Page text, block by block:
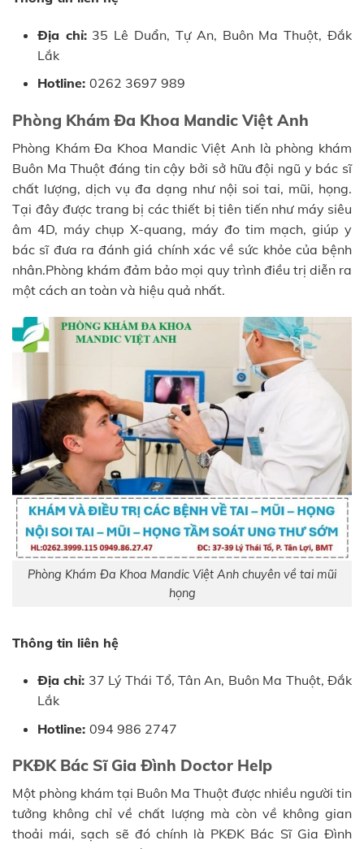
Địa chỉ:35 Lê Duẩn, Tự An, Buôn Ma Thuột, Đắk
Lắk
Hotline: 0262 3697 989
Phòng Khám Đa Khoa Mandic Việt Anh
Phòng Khám Đa Khoa Mandic Việt Anh là phòng khám
Buôn Ma Thuột đáng tin cậy bởi sở hữu đội ngũ y bác sĩ
chất lượng, dịch vụ đa dạng như nội soi tai, mũi, họng.
Tại đây được trang bị các thiết bị tiên tiến như máy siêu
âm 4D, máy chụp X-quang, máy đo tim mạch, giúp y
bác sĩ đưa ra đánh giá chính xác về sức khỏe của bệnh
nhân.Phòng khám đảm bảo mọi quy trình điều trị diễn ra
một cách an toàn và hiệu quả nhất.
Phòng Khám Đa Khoa Mandic Việt Anh chuyên về tai mũi
họng
Thông tin liên hệ
Địa chỉ: 37 Lý Thái Tổ, Tân An, Buôn Ma Thuột, Đắk
Lắk
Hotline: 094 986 2747
PKĐK Bác Sĩ Gia Đình Doctor Help
Một phòng khám tại Buôn Ma Thuột được nhiều người tin
tưởng không chỉ về chất lượng mà còn về không gian
thoải mái, sạch sẽ đó chính là PKĐK Bác Sĩ Gia Đình